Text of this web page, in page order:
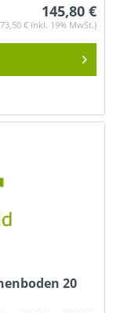
145,80 €
€ inkl. 19% MwSt.)
20